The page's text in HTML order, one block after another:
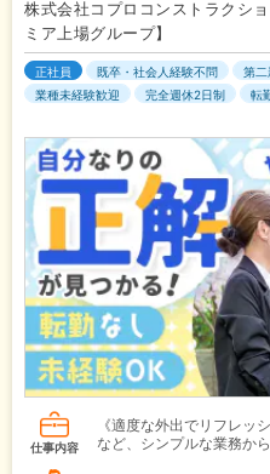
株式会社コプロコンストラクシ
ミア上場グループ】
正社員 既卒・社会人経験不問 第二
業種未経験歓迎
完全週休2日制 転
仕事内容
《適度な外出でリフレッ
など、シンプルな業務か